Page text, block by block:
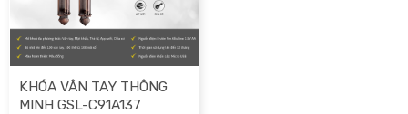
KHÓA VÂN TAY THÔNG
MINH GSL-C91A137